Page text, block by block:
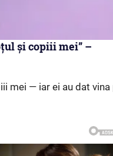
și copiii mei” –
mei — iar ei au dat vina